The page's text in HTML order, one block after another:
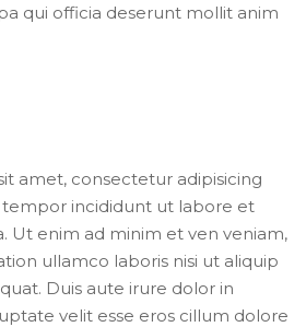
qui officia deserunt mollit anim
amet, consectetur adipisicing
tempor incididunt ut labore et
Ut enim ad minim et ven veniam,
ullamco laboris nisi ut aliquip
Duis aute irure dolor in
velit esse eros cillum dolore